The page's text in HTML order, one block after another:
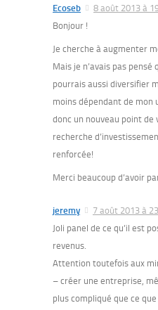
Ecoseb
8 août 2013 à
Bonjour !
Je cherche à augmenter
Mais je n’avais pas
pourrais aussi diversifier
moins dépendant de mon
donc un nouveau point de
recherche
renforcée!
Merci beaucoup d’avoir
jeremy
7 août 2013 à
Joli panel de ce qu’il est
revenus.
Attention toutefois aux
– créer une entreprise,
plus compliqué que ce